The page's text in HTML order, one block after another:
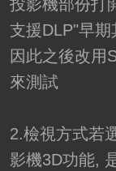
投影機部份打
支援DLP"早
因此之後改用
來測試
2.檢視方式若
影機3D功能,